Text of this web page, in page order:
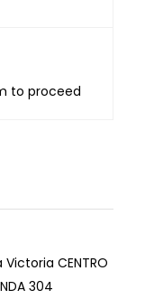
to proceed
CENTRO
304